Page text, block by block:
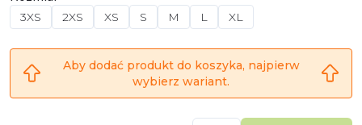
3XS
2XS XS S M L XL
Aby dodać produkt do koszyka, najpierw
wybierz wariant.